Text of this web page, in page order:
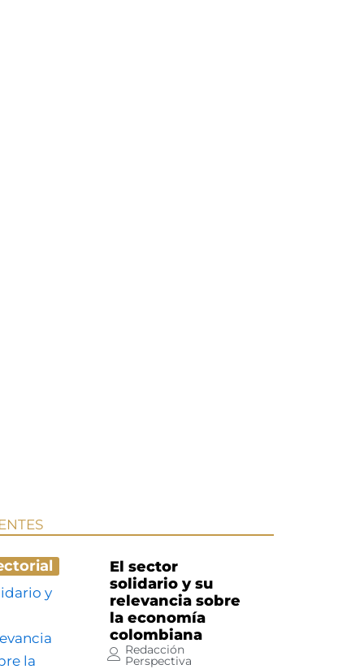
El sector
solidario y su
relevancia sobre
la economía
colombiana
Redacción
Perspectiva